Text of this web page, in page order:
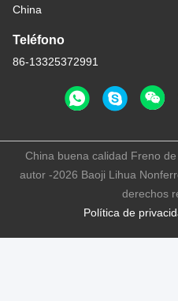
China
Teléfono
86-13325372991
Política de
China buena calidad Freno
autor -2026 Baoji Lihua
derechos